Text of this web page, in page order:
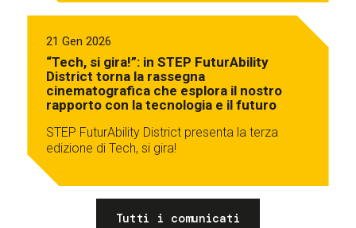
21 Gen 2026
“Tech, si gira!”: in STEP FuturAbility
District torna la rassegna
cinematografica che esplora il nostro
rapporto con la tecnologia e il futuro
STEP FuturAbility District presenta la terza
edizione di Tech, si gira!
Tutti i comunicati